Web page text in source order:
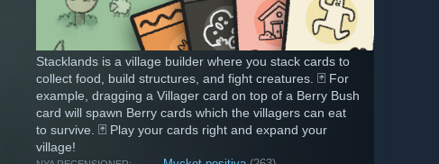
Stacklands is a village builder where you stack cards to
collect food, build structures, and fight creatures. 🃏 For
example, dragging a Villager card on top of a Berry Bush
card will spawn Berry cards which the villagers can eat
to survive. 🃏 Play your cards right and expand your
village!